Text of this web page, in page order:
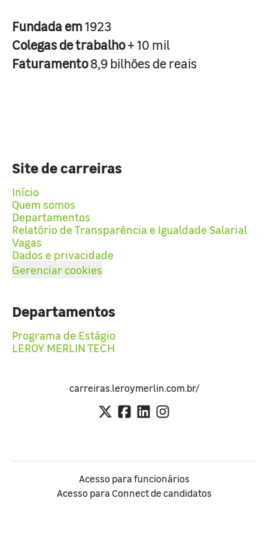
Fundada em1923
Colegas de trabalho+ 10 mil
Faturamento8,9 bilhões de reais
Site de carreiras
Início
Quem somos
Departamentos
Relatório de Transparência e Igualdade Salarial
Vagas
Dados e privacidade
Gerenciar cookies
Departamentos
Programa de Estágio
LEROY MERLIN TECH
carreiras.leroymerlin.com.br/
Acesso para funcionários
Acesso para Connect de candidatos